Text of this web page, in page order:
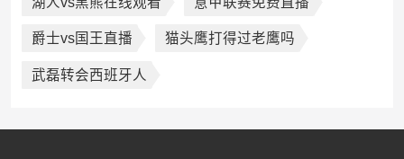
爵士vs国王直播 猫头鹰打得过老鹰吗
武磊转会西班牙人